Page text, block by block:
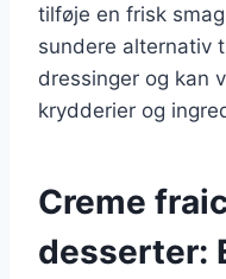
tilføje en frisk
sundere alternativ
dressinger og kan
krydderier og
Creme
desserter: